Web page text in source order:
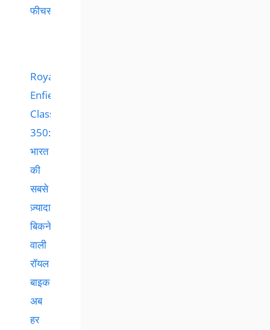
फीचर्स
Royal
Enfield
Classic
350:
भारत
की
सबसे
ज़्यादा
बिकने
वाली
रॉयल
बाइक
अब
हर